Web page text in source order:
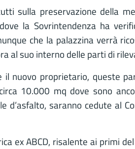
sulla preservazione della
la Sovrintendenza ha
che la palazzina verrà
al suo interno delle parti di
il nuovo proprietario, queste
10.000 mq dove sono
d’asfalto, saranno cedute al
ex ABCD, risalente ai primi